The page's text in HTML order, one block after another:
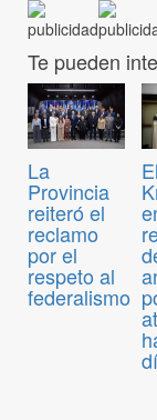
Te pueden
La
Provincia
reiteró el
reclamo
por el
respeto al
federalismo